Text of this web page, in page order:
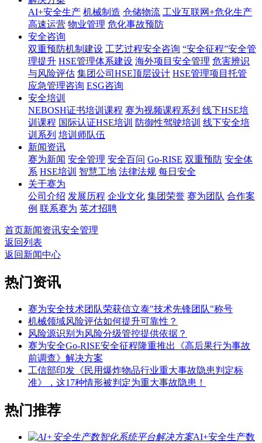
AI+安全生产 机械制造 仓储物流 工业互联网+危化生产
高速运营 物业管理 危化事故预防
安全咨询
双重预防机制建设 工艺过程安全咨询 “安全征程”安全管
理提升 HSE管理体系建设 海外项目安全管理 危害辨识
与风险评估 集团公司HSE顶层设计 HSE管理项目托管
应急管理咨询 ESG咨询
安全培训
NEBOSH证书培训课程 赛为视频课程系列 线下HSE培
训课程 国际认证HSE培训 防御性驾驶培训 线下安全培
训系列 培训师队伍
新闻资讯
赛为新闻 安全管理 安全百问 Go-RISE 双重预防 安全体
系 HSE培训 智慧工地 法律法规 每日安全
关于赛为
公司介绍 发展历程 企业文化 集团荣誉 赛为团队 合作案
例 联系赛为 英才招聘
首页新闻资讯安全管理
返回列表
返回新闻中心
热门资讯
赛为安全技术团队荣获信立泰"技术先锋团队"称号
机械领域风险评估如何提升可靠性？
风险源识别为风险分级管控提供依据？
赛为安全Go-RISE安全征程隆重推出《高后果行为事故
前调查》解决方案
工信部印发《民用爆炸物品行业重大事故隐患判定标
准》，这17种情形被判定为重大事故隐患！
热门推荐
AI+安全生产数